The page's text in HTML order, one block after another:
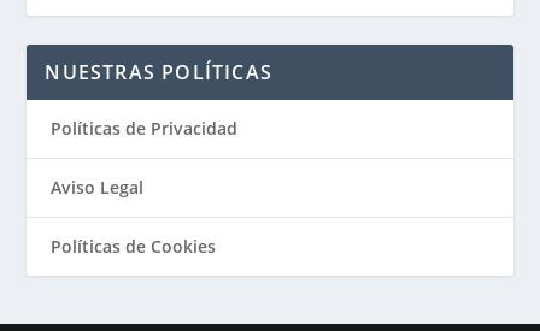
NUESTRAS POLÍTICAS
Políticas de Privacidad
Aviso Legal
Políticas de Cookies